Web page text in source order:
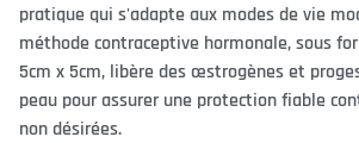
pratique qui s'adapte aux modes de vie
méthode contraceptive hormonale, sous
5cm x 5cm, libère des œstrogènes et
peau pour assurer une protection fiable
non désirées.